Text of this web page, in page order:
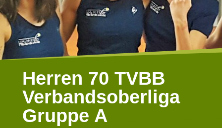
Herren 70 TVBB
Verbandsoberliga
Gruppe A